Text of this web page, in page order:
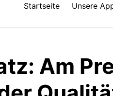
Startseite Unsere
Am